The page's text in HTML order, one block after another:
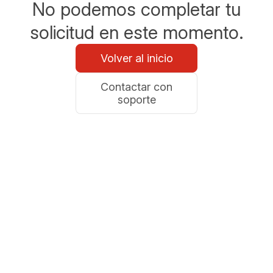
No podemos completar tu
solicitud en este momento.
Volver al inicio
Contactar con
soporte